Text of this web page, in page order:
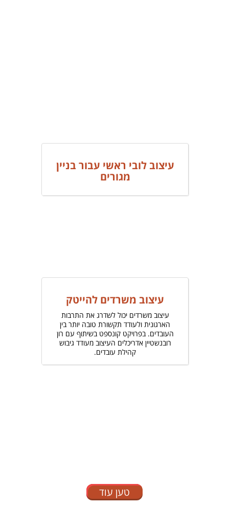
עיצוב לובי ראשי עבור בניין
מגורים
עיצוב משרדים להייטק
עיצוב משרדים יכול לשדרג את התרבות
הארגונית ולעודד תקשורת טובה יותר בין
העובדים. בפרויקט קונספט בשיתוף עם רון
רובנשטיין אדריכלים העיצוב מעודד גיבוש
קהילת עובדים.
טען עוד